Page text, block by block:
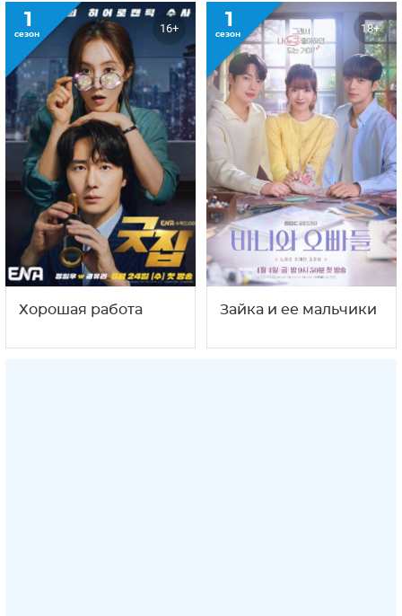
1
сезон 16+
Хорошая работа
1
сезон 18+
Зайка и ее мальчики